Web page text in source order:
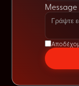
Message